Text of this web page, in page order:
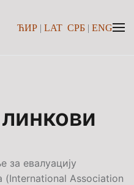
ЋИР | LAT СРБ | ENG
евалуацију
(International Association